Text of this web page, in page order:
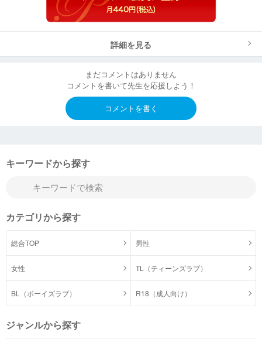
詳細を見る
まだコメントはありません
コメントを書いて先生を応援しよう！
コメントを書く
キーワードから探す
カテゴリから探す
総合TOP 男性
女性 TL（ティーンズラブ）
BL（ボーイズラブ） R18（成人向け）
ジャンルから探す